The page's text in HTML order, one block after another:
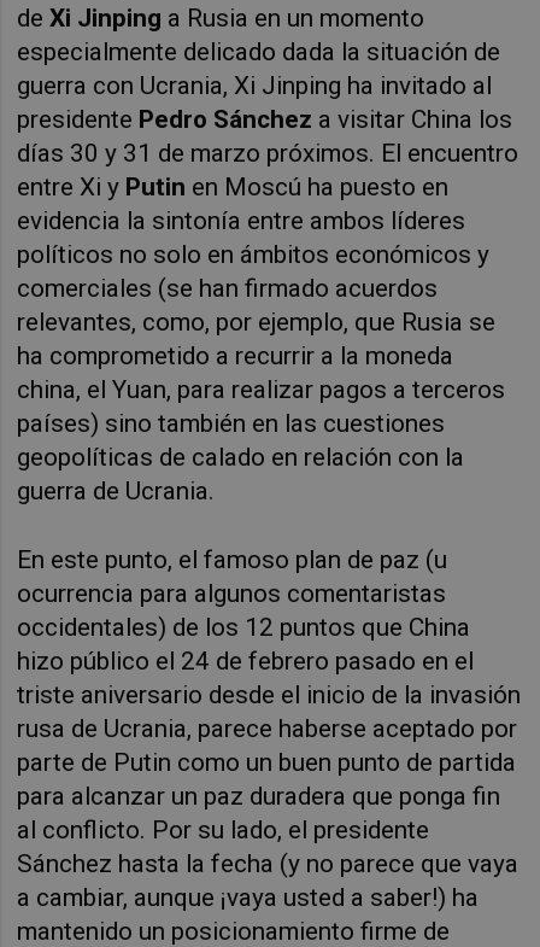
deXi Jinping a Rusia en un momento
especialmente delicado dada la situación de
guerra con Ucrania, Xi Jinping ha invitado al
presidente Pedro Sánchez a visitar China los
días 30 y 31 de marzo próximos. El encuentro
entre Xi y Putin en Moscú ha puesto en
evidencia la sintonía entre ambos líderes
políticos no solo en ámbitos económicos y
comerciales (se han firmado acuerdos
relevantes, como, por ejemplo, que Rusia se
ha comprometido a recurrir a la moneda
china, el Yuan, para realizar pagos a terceros
países) sino también en las cuestiones
geopolíticas de calado en relación con la
guerra de Ucrania.
En este punto, el famoso plan de paz (u
ocurrencia para algunos comentaristas
occidentales) de los 12 puntos que China
hizo público el 24 de febrero pasado en el
triste aniversario desde el inicio de la invasión
rusa de Ucrania, parece haberse aceptado por
parte de Putin como un buen punto de partida
para alcanzar un paz duradera que ponga fin
al conflicto. Por su lado, el presidente
Sánchez hasta la fecha (y no parece que vaya
a cambiar, aunque ¡vaya usted a saber!) ha
mantenido un posicionamiento firme de